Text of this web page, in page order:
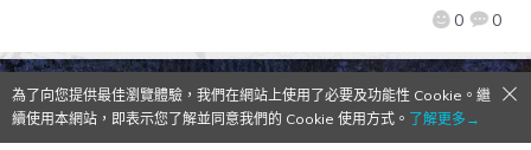
0 0
為了向您提供最佳瀏覽體驗，我們在網站上使用了必要及功能性 Cookie。繼
續使用本網站，即表示您了解並同意我們的 Cookie 使用方式。 了解更多→